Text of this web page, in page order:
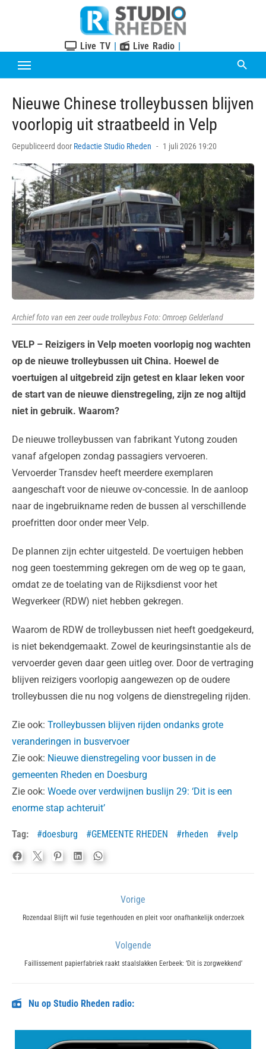
Live TV | Live Radio |
Nieuwe Chinese trolleybussen blijven
voorlopig uit straatbeeld in Velp
Gepubliceerd door Redactie Studio Rheden
Posted
1 juli 2026 19:20
Archief foto van een zeer oude trolleybus Foto: Omroep Gelderland
VELP – Reizigers in Velp moeten voorlopig nog wachten
op de nieuwe trolleybussen uit China. Hoewel de
voertuigen al uitgebreid zijn getest en klaar leken voor
de start van de nieuwe dienstregeling, zijn ze nog altijd
niet in gebruik. Waarom?
De nieuwe trolleybussen van fabrikant Yutong zouden
vanaf afgelopen zondag passagiers vervoeren.
Vervoerder Transdev heeft meerdere exemplaren
aangeschaft voor de nieuwe ov-concessie. In de aanloop
naar de ingebruikname reden de bussen al verschillende
proefritten door onder meer Velp.
De plannen zijn echter uitgesteld. De voertuigen hebben
nog geen toestemming gekregen om de weg op te gaan,
omdat ze de toelating van de Rijksdienst voor het
Wegverkeer (RDW) niet hebben gekregen.
Waarom de RDW de trolleybussen niet heeft goedgekeurd,
is niet bekendgemaakt. Zowel de keuringsinstantie als de
vervoerder geven daar geen uitleg over. Door de vertraging
blijven reizigers voorlopig aangewezen op de oudere
trolleybussen die nu nog volgens de dienstregeling rijden.
Zie ook: Trolleybussen blijven rijden ondanks grote
veranderingen in busvervoer
Zie ook: Nieuwe dienstregeling voor bussen in de
gemeenten Rheden en Doesburg
Zie ook: Woede over verdwijnen buslijn 29: ‘Dit is een
enorme stap achteruit’
Tag: doesburg GEMEENTE RHEDEN rheden velp
navigatie
Vorige
Previous
Rozendaal Blijft wil fusie tegenhouden en pleit voor onafhankelijk onderzoek
Volgende
Next
Faillissement papierfabriek raakt staalslakken Eerbeek: ‘Dit is zorgwekkend’
Nu op Studio Rheden radio: